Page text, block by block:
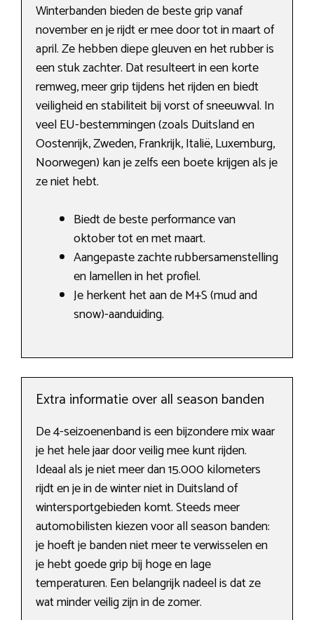
Winterbanden bieden de beste grip vanaf
november en je rijdt er mee door tot in maart of
april. Ze hebben diepe gleuven en het rubber is
een stuk zachter. Dat resulteert in een korte
remweg, meer grip tijdens het rijden en biedt
veiligheid en stabiliteit bij vorst of sneeuwval. In
veel EU-bestemmingen (zoals Duitsland en
Oostenrijk, Zweden, Frankrijk, Italië, Luxemburg,
Noorwegen) kan je zelfs een boete krijgen als je
ze niet hebt.
Biedt de beste performance van
oktober tot en met maart.
Aangepaste zachte rubbersamenstelling
en lamellen in het profiel.
Je herkent het aan de M+S (mud and
snow)-aanduiding.
Extra informatie over all season banden
De 4-seizoenenband is een bijzondere mix waar
je het hele jaar door veilig mee kunt rijden.
Ideaal als je niet meer dan 15.000 kilometers
rijdt en je in de winter niet in Duitsland of
wintersportgebieden komt. Steeds meer
automobilisten kiezen voor all season banden:
je hoeft je banden niet meer te verwisselen en
je hebt goede grip bij hoge en lage
temperaturen. Een belangrijk nadeel is dat ze
wat minder veilig zijn in de zomer.